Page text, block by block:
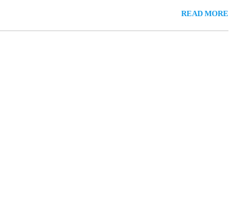
READ MORE